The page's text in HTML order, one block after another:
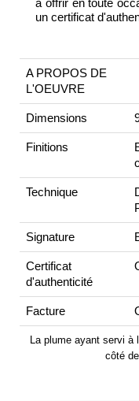
à offrir en toute
un certificat
A PROPOS DE
L'OEUVRE
Dimensions
Finitions
Technique
Signature
Certificat
d'authenticité
Facture
La plume ayant servi à
côté